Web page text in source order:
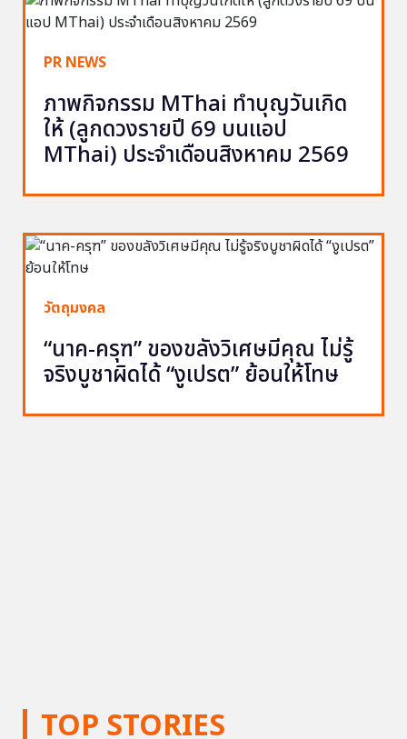
TOP STORIES
PR NEWS
ภาพกิจกรรม MThai ทำบุญวันเกิด
ให้ (ลูกดวงรายปี 69 บนแอป
MThai) ประจำเดือนสิงหาคม 2569
วัตถุมงคล
“นาค-ครุฑ” ของขลังวิเศษมีคุณ ไม่รู้
จริงบูชาผิดได้ “งูเปรต” ย้อนให้โทษ